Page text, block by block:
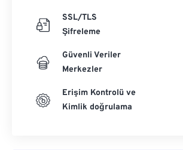
SSL/TLS
Şifreleme
Güvenli Veriler
Merkezler
Erişim Kontrolü ve
Kimlik doğrulama